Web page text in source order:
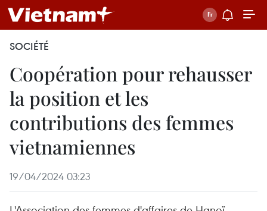
SOCIÉTÉ
Coopération pour rehausser
la position et les
contributions des femmes
vietnamiennes
19/04/2024 03:23